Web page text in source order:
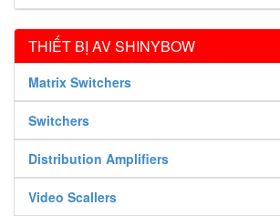
THIẾT BỊ AV SHINYBOW
Matrix Switchers
Switchers
Distribution Amplifiers
Video Scallers